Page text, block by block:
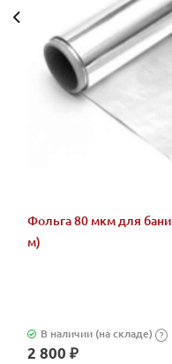
Фольга 80 мкм для
м)
В наличии (на складе) ?
2 800 ₽